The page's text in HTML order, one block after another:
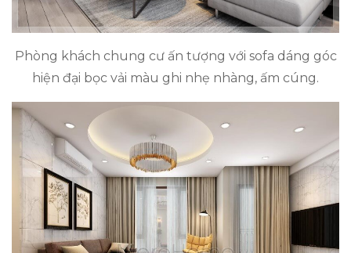
Phòng khách chung cư ấn tượng với sofa dáng góc
hiện đại bọc vải màu ghi nhẹ nhàng, ấm cúng.